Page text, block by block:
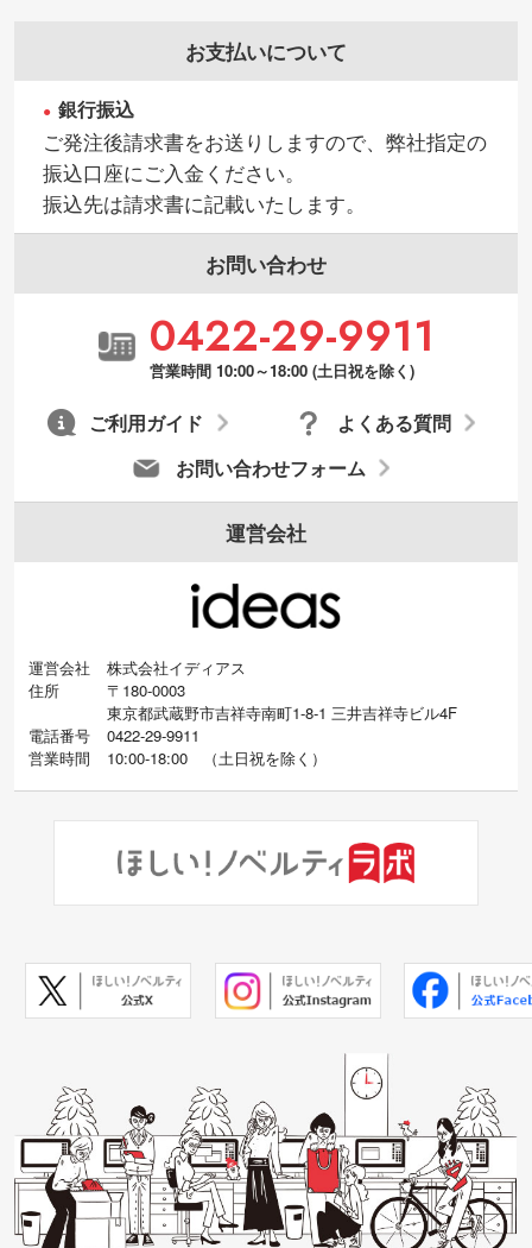
お支払いについて
銀行振込
ご発注後請求書をお送りしますので、弊社指定の
振込口座にご入金ください。
振込先は請求書に記載いたします。
お問い合わせ
0422-29-9911
営業時間 10:00～18:00 (土日祝を除く)
お問い合わせフォーム
よくある質問
ご利用ガイド
運営会社
運営会社
株式会社イディアス
住所
〒180-0003
東京都武蔵野市吉祥寺南町1-8-1 三井吉祥寺ビル4F
電話番号
0422-29-9911
営業時間
10:00-18:00 （土日祝を除く）